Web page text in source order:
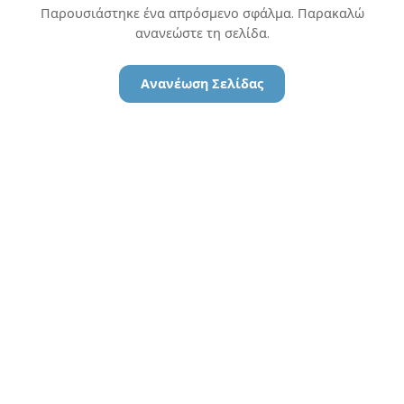
Παρουσιάστηκε ένα απρόσμενο σφάλμα. Παρακαλώ
ανανεώστε τη σελίδα.
Ανανέωση Σελίδας